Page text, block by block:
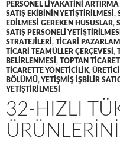
PERSONEL LIYAKATINI
SATIŞ EKIBININ YETIŞTIRILMESI ,
EDILMESI GEREKEN HUSUSLAR,
SATIŞ PERSONELI YETIŞTIRILMESI
STRATEJILERI , TICARI
TICARI TEAMÜLLER ÇERÇEVESI ,
BELIRLENMESI , TOPTAN
TICARETTE YÖNETICILIK,
BÖLÜMÜ,YETIŞMIŞ IŞBILIR
YETIŞTIRILMESI
32-HIZLI